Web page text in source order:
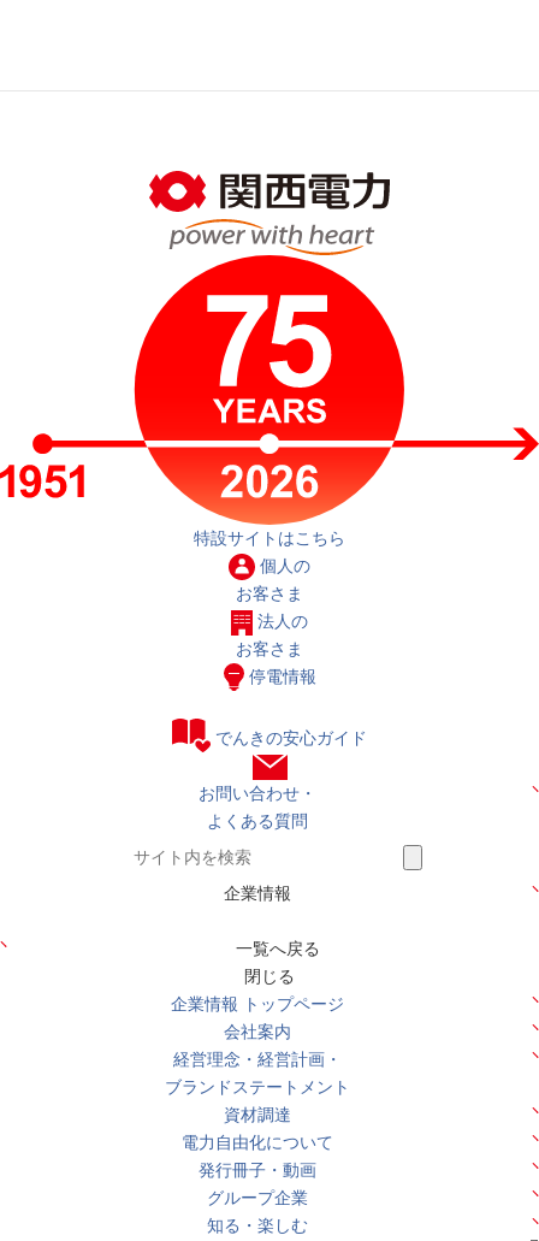
特設サイトはこちら
個人の
お客さま
法人の
お客さま
停電情報
でんきの安心ガイド
お問い合わせ・
よくある質問
企業情報
一覧へ戻る
閉じる
企業情報 トップページ
会社案内
経営理念・経営計画・
ブランドステートメント
資材調達
電力自由化について
発行冊子・動画
グループ企業
知る・楽しむ